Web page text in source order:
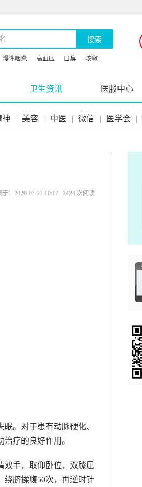
搜索
慢性咽炎 高血压 口臭 咳嗽
卫生资讯 医服中心
神 | 美容 | 中医 | 微信 | 医学会 |
：2020-07-27 10:17 2424 次阅读
。对于患有动脉硬化、
疗的良好作用。
双手，取仰卧位，双膝屈
绕脐揉腹50次，再逆时针